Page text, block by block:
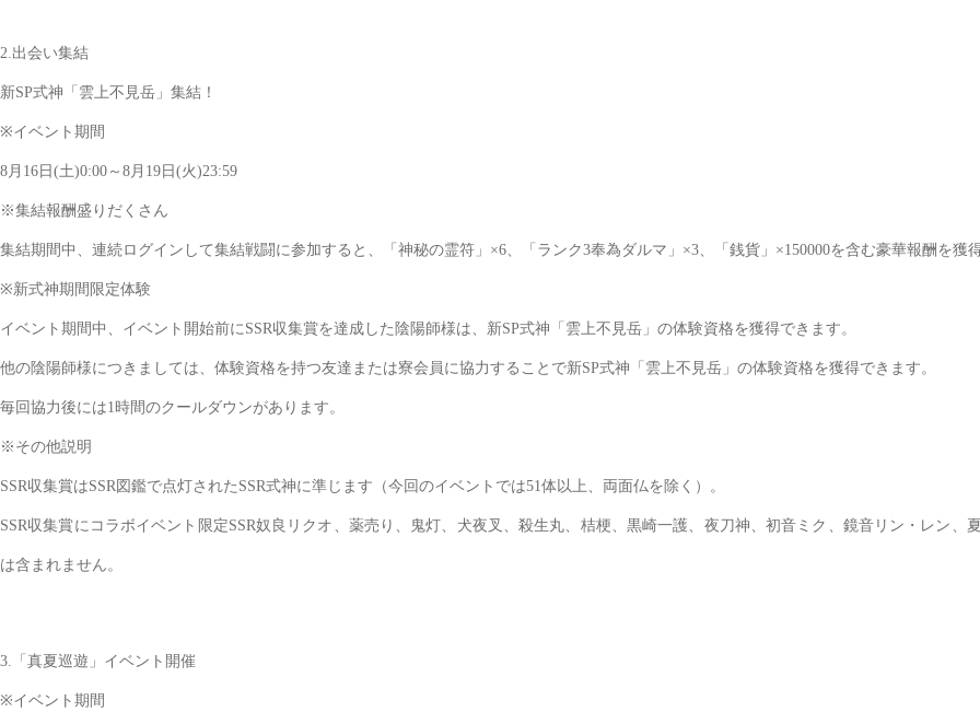
2.出会い集結
新SP式神「雲上不見岳」集結！
※イベント期間
8月16日(土)0:00～8月19日(火)23:59
※集結報酬盛りだくさん
集結期間中、連続ログインして集結戦闘に参加すると、「神秘の霊符」×6、「ランク3奉為ダルマ」×3、「銭貨」×150000を含む豪華報酬を獲
※新式神期間限定体験
イベント期間中、イベント開始前にSSR収集賞を達成した陰陽師様は、新SP式神「雲上不見岳」の体験資格を獲得できます。
他の陰陽師様につきましては、体験資格を持つ友達または寮会員に協力することで新SP式神「雲上不見岳」の体験資格を獲得できます。
毎回協力後には1時間のクールダウンがあります。
※その他説明
SSR収集賞はSSR図鑑で点灯されたSSR式神に準じます（今回のイベントでは51体以上、両面仏を除く）。
SSR収集賞にコラボイベント限定SSR奴良リクオ、薬売り、鬼灯、犬夜叉、殺生丸、桔梗、黒崎一護、夜刀神、初音ミク、鏡音リン・レン、
は含まれません。
3.「真夏巡遊」イベント開催
※イベント期間